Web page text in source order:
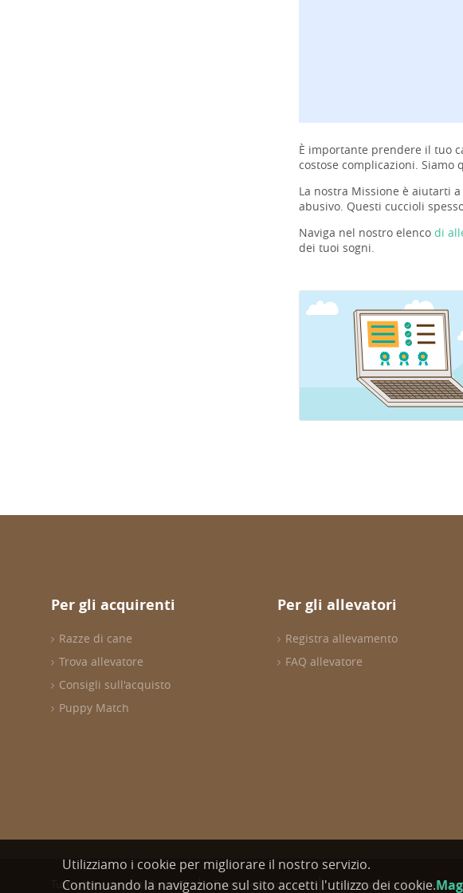
È importante prendere il tuo
costose complicazioni.
La nostra Missione è aiutarti a
abusivo. Questi cuccioli
Naviga nel nostro elenco di
dei tuoi sogni.
Per gli acquirenti
Razze di cane
Trova allevatore
Consigli sull'acquisto
Puppy Match
Per gli allevatori
Registra allevamento
FAQ allevatore
Tutti i diritti riservati © wuuff Termini e condizioni Informativa sulla tutela dati
Utilizziamo i cookie per migliorare il nostro servizio.
Continuando la navigazione sul sito accetti l'utilizzo dei cookie.